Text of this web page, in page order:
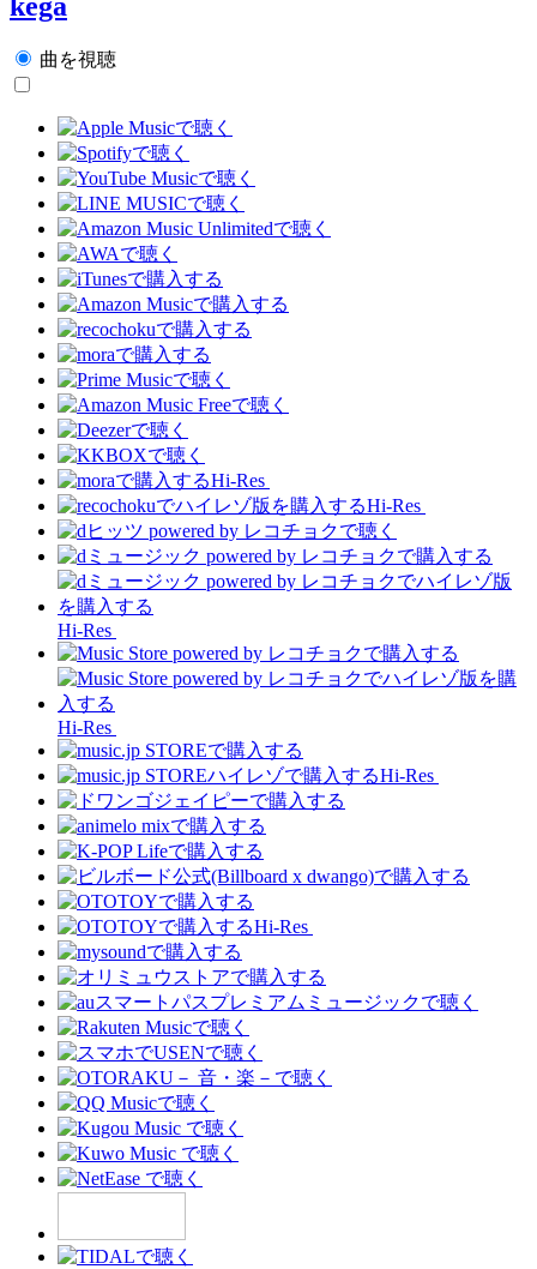
曲を視聴
Hi-Res
Hi-Res
Hi-Res
Hi-Res
Hi-Res
Hi-Res